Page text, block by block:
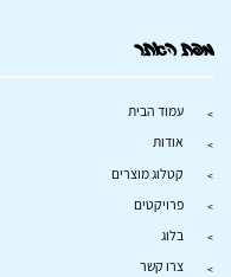
מפת האתר
עמוד הבית
אודות
קטלוג מוצרים
פרויקטים
בלוג
צרו קשר